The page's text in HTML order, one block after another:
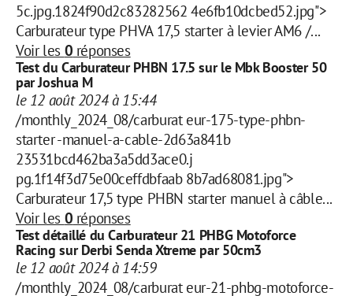
5c.jpg.1824f90d2c83282562 4e6fb10dcbed52.jpg">
Carburateur type PHVA 17,5 starter à levier AM6 /...
Voir les 0 réponses
Test du Carburateur PHBN 17.5 sur le Mbk Booster 50
par Joshua M
le 12 août 2024 à 15:44
/monthly_2024_08/carburat eur-175-type-phbn-
starter -manuel-a-cable-2d63a841b
23531bcd462ba3a5dd3ace0.j
pg.1f14f3d75e00ceffdbfaab 8b7ad68081.jpg">
Carburateur 17,5 type PHBN starter manuel à câble...
Voir les 0 réponses
Test détaillé du Carburateur 21 PHBG Motoforce
Racing sur Derbi Senda Xtreme par 50cm3
le 12 août 2024 à 14:59
/monthly_2024_08/carburat eur-21-phbg-motoforce-